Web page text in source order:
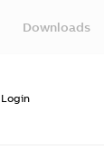
Downloads
Login